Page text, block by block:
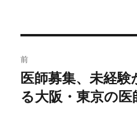
稿
ナ
前
前
の
医師募集、未経
る大阪・東京の医